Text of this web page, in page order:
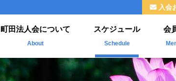
町田法人会について
About
法人会とは
スケジュール
Schedule
会
新
入会